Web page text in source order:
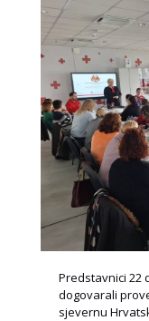
Predstavnici 22
dogovarali
sjevernu